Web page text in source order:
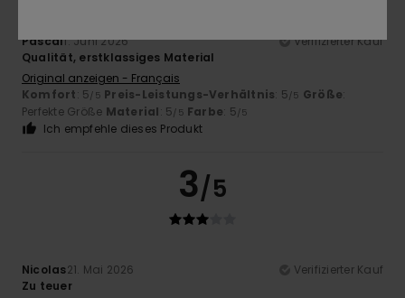
Pascal1. Juni 2026
Verifizierter Kauf
Qualität, erstklassiges Material
Original anzeigen - Français
Komfort: 5/5 Preis-Leistungs-Verhältnis: 5/5 Größe:
Perfekte Größe Material: 5/5 Farbe: 5/5
Ich empfehle dieses Produkt
3/5
Nicolas21. Mai 2026
Verifizierter Kauf
Zu teuer